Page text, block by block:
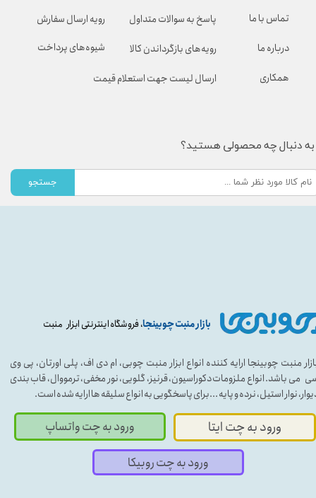
بازار منبت چوبینجا، فروشگاه اینترنتی ابزار منبت
منبت چوبینجا ارایه کننده انواع ابزار منبت چوبی، ام دی اف، پلی اورتان، پی وی
می باشد. انواع ملزومات دکوراسیون، قرنیز، گلویی، نور مخفی، ترمووال، قاب بندی
نوار استیل، نرده و پایه ...برای پاسخگویی به انواع سلیقه ها ارایه شده است.
ورود به چت ایتا ورود به چت واتساپ
ورود به چت روبیکا
رویه ارسال سفارش
شیوه‌های پرداخت
پاسخ به سوالات متداول
رویه‌های بازگرداندن کالا
ارسال لیست جهت استعلام قیمت
تماس با ما
درباره ما
همکاری
به دنبال چه محصولی هستید؟
جستجو